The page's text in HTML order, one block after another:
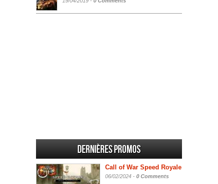
Dernières promos
Call of War Speed Royale
06/02/2024 - 0 Comments